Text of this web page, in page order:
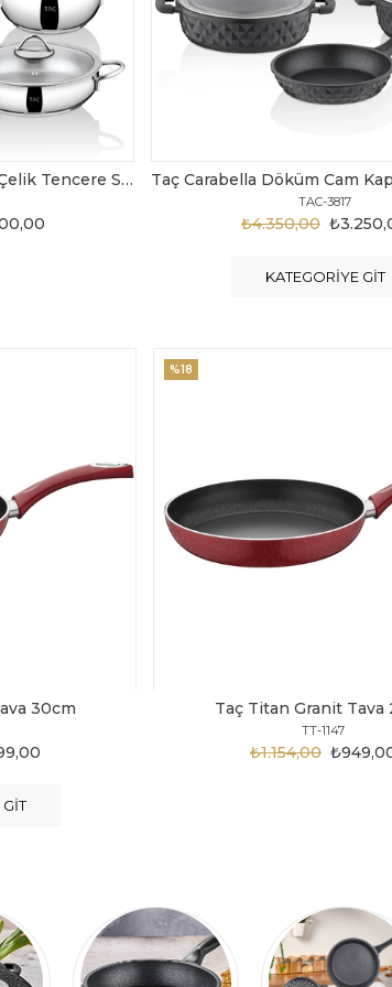
Taç Carabella Döküm Cam Kapak 7 Parça Tencere Seti Siyah
TAC-3730
₺6.300,00
KATEGORIYE GIT
28cm Taç Titan Granit
TT-1146
₺1.124,00
%20